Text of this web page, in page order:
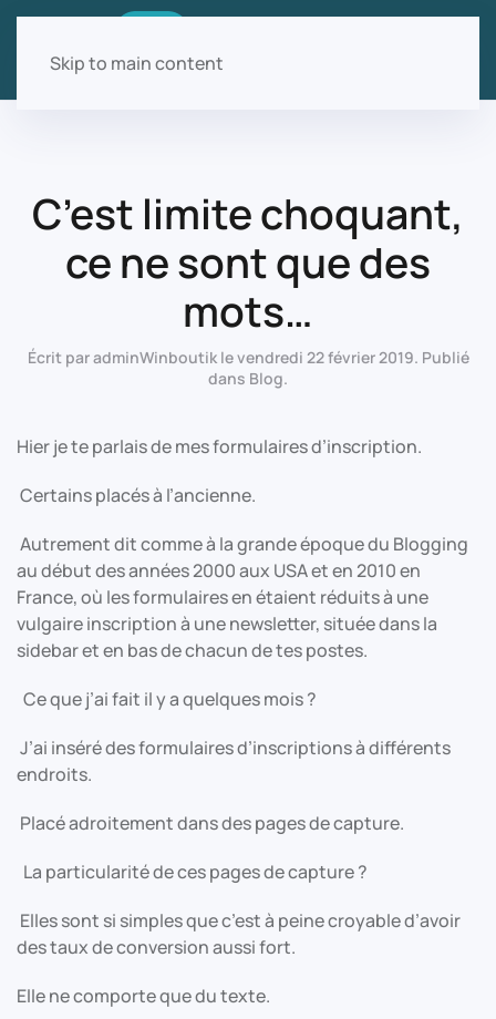
Skip to main content
C’est limite choquant,
ce ne sont que des
mots…
Écrit paradminWinboutiklevendredi 22 février 2019. Publié
dans Blog.
Hier je te parlais de mes formulaires d’inscription.
Certains placés à l’ancienne.
Autrement dit comme à la grande époque du Blogging
au début des années 2000 aux USA et en 2010 en
France, où les formulaires en étaient réduits à une
vulgaire inscription à une newsletter, située dans la
sidebar et en bas de chacun de tes postes.
Ce que j’ai fait il y a quelques mois ?
J’ai inséré des formulaires d’inscriptions à différents
endroits.
Placé adroitement dans des pages de capture.
La particularité de ces pages de capture ?
Elles sont si simples que c’est à peine croyable d’avoir
des taux de conversion aussi fort.
Elle ne comporte que du texte.